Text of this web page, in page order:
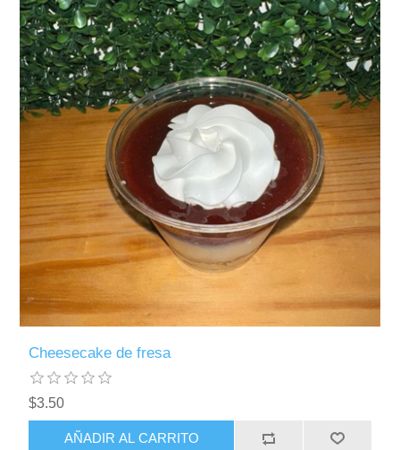
Cheesecake de fresa
$3.50